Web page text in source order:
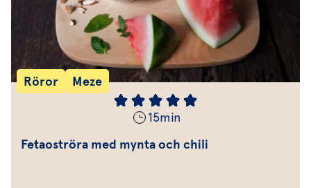
Röror Meze
15min
Fetaoströra med mynta och chili